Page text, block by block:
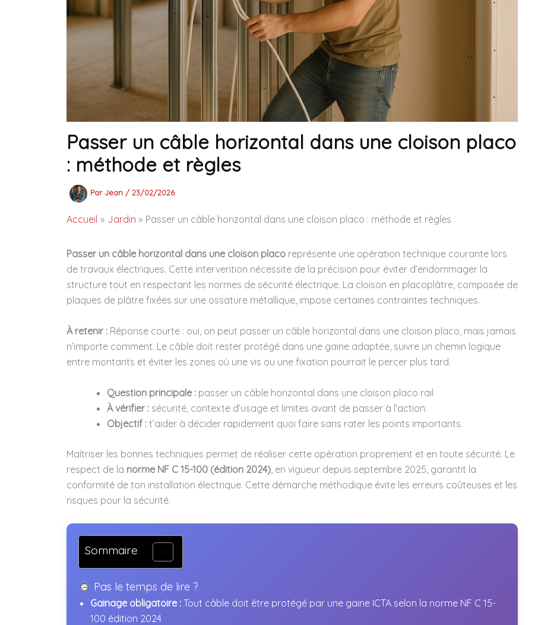
Passer un câble horizontal dans une cloison placo
: méthode et règles
ParJean / 23/02/2026
Accueil Jardin Passer un câble horizontal dans une cloison placo : méthode et règles
Passer un câble horizontal dans une cloison placo représente une opération technique courante lors
de travaux électriques. Cette intervention nécessite de la précision pour éviter d’endommager la
structure tout en respectant les normes de sécurité électrique. La cloison en placoplâtre, composée de
plaques de plâtre fixées sur une ossature métallique, impose certaines contraintes techniques.
À retenir : Réponse courte : oui, on peut passer un câble horizontal dans une cloison placo, mais jamais
n’importe comment. Le câble doit rester protégé dans une gaine adaptée, suivre un chemin logique
entre montants et éviter les zones où une vis ou une fixation pourrait le percer plus tard.
Question principale : passer un câble horizontal dans une cloison placo rail
À vérifier : sécurité, contexte d’usage et limites avant de passer à l’action.
Objectif : t’aider à décider rapidement quoi faire sans rater les points importants.
Maîtriser les bonnes techniques permet de réaliser cette opération proprement et en toute sécurité. Le
respect de la norme NF C 15-100 (édition 2024), en vigueur depuis septembre 2025, garantit la
conformité de ton installation électrique. Cette démarche méthodique évite les erreurs coûteuses et les
risques pour la sécurité.
Sommaire
Pas le temps de lire ?
Gainage obligatoire : Tout câble doit être protégé par une gaine ICTA selon la norme NF C 15-
100 édition 2024